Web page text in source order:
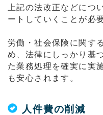
上記の法改正などにつ
ートしていくことが必
労働・社会保険に関す
め、法律にしっかり基
た業務処理を確実に実
も安心されます。
人件費の削減